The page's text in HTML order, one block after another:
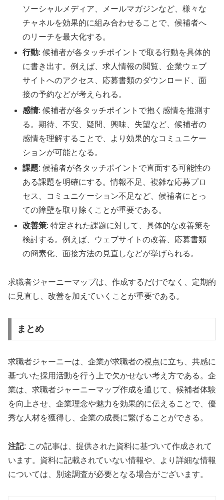
ソーシャルメディア、メールマガジンなど、様々な
チャネルを効果的に組み合わせることで、候補者へ
のリーチを最大化する。
行動: 候補者が各タッチポイントで取る行動を具体的
に書き出す。例えば、求人情報の閲覧、企業ウェブ
サイトへのアクセス、応募書類のダウンロード、面
接の予約などが考えられる。
感情: 候補者が各タッチポイントで抱く感情を推測す
る。期待、不安、疑問、興味、失望など、候補者の
感情を理解することで、より効果的なコミュニケー
ションが可能となる。
課題: 候補者が各タッチポイントで直面する可能性の
ある課題を明確にする。情報不足、複雑な応募プロ
セス、コミュニケーション不足など、候補者にとっ
ての障壁を取り除くことが重要である。
改善策: 特定された課題に対して、具体的な改善策を
検討する。例えば、ウェブサイトの改善、応募書類
の簡素化、面接方法の見直しなどが挙げられる。
求職者ジャーニーマップは、作成するだけでなく、定期的
に見直し、改善を加えていくことが重要である。
まとめ
求職者ジャーニーは、企業が求職者の視点に立ち、共感に
基づいた採用活動を行う上で欠かせない考え方である。企
業は、求職者ジャーニーマップ作成を通じて、候補者体験
を向上させ、企業理念や魅力を効果的に伝えることで、優
秀な人材を獲得し、企業の成長に繋げることができる。
注記: この記事は、提供された資料に基づいて作成されて
います。資料に記載されていない情報や、より詳細な情報
については、別途調査が必要となる場合がございます。